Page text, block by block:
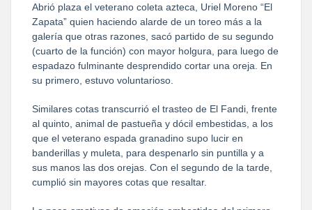
Abrió plaza el veterano coleta azteca, Uriel Moreno “El
Zapata” quien haciendo alarde de un toreo más a la
galería que otras razones, sacó partido de su segundo
(cuarto de la función) con mayor holgura, para luego de
espadazo fulminante desprendido cortar una oreja. En
su primero, estuvo voluntarioso.
Similares cotas transcurrió el trasteo de El Fandi, frente
al quinto, animal de pastueña y dócil embestidas, a los
que el veterano espada granadino supo lucir en
banderillas y muleta, para despenarlo sin puntilla y a
sus manos las dos orejas. Con el segundo de la tarde,
cumplió sin mayores cotas que resaltar.